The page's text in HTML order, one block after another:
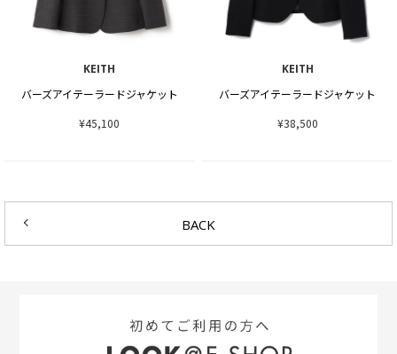
KEITH
バーズアイテーラードジャケット
¥45,100
KEITH
バーズアイテーラードジャケット
¥38,500
BACK